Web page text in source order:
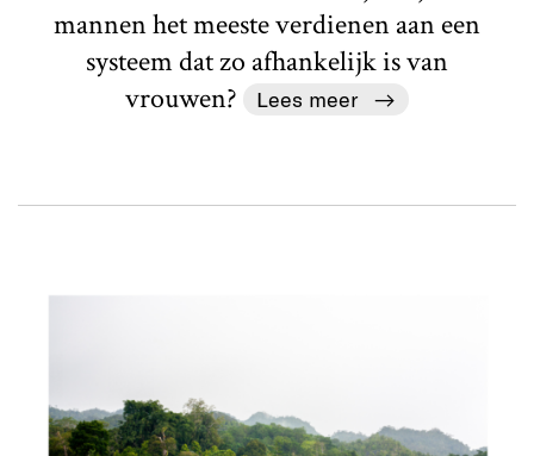
mannen het meeste verdienen aan een
systeem dat zo afhankelijk is van
vrouwen?
Lees meer